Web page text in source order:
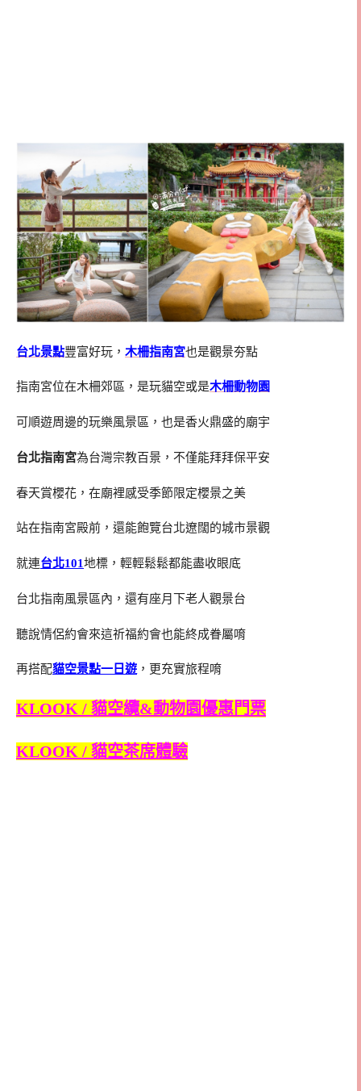
台北景點豐富好玩， 木柵指南宮也是觀景夯點
指南宮位在木柵郊區，是玩貓空或是木柵動物園
可順遊周邊的玩樂風景區，也是香火鼎盛的廟宇
台北指南宮為台灣宗教百景，不僅能拜拜保平安
春天賞櫻花，在廟裡感受季節限定櫻景之美
站在指南宮殿前，還能飽覽台北遼闊的城市景觀
就連台北101地標，輕輕鬆鬆都能盡收眼底
台北指南風景區內，還有座月下老人觀景台
聽說情侶約會來這祈福約會也能終成眷屬唷
再搭配貓空景點一日遊 ，更充實旅程唷
KLOOK / 貓空纜&動物園優惠門票
KLOOK / 貓空茶席體驗